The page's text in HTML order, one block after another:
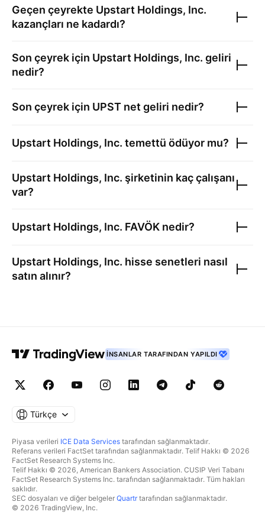
Geçen çeyrekte Upstart Holdings, Inc.
kazançları ne kadardı?
Son çeyrek için Upstart Holdings, Inc. geliri
nedir?
Son çeyrek için UPST net geliri nedir?
Upstart Holdings, Inc. temettü ödüyor mu?
Upstart Holdings, Inc. şirketinin kaç çalışanı
var?
Upstart Holdings, Inc. FAVÖK nedir?
Upstart Holdings, Inc. hisse senetleri nasıl
satın alınır?
İNSANLAR TARAFINDAN YAPILDI
Türkçe
Piyasa verileri ICE Data Services tarafından sağlanmaktadır.
Referans verileri FactSet tarafından sağlanmaktadır. Telif Hakkı © 2026
FactSet Research Systems Inc.
Telif Hakkı © 2026, American Bankers Association. CUSIP Veri Tabanı
FactSet Research Systems Inc. tarafından sağlanmaktadır. Tüm hakları
saklıdır.
SEC dosyaları ve diğer belgeler Quartrtarafından sağlanmaktadır.
© 2026 TradingView, Inc.